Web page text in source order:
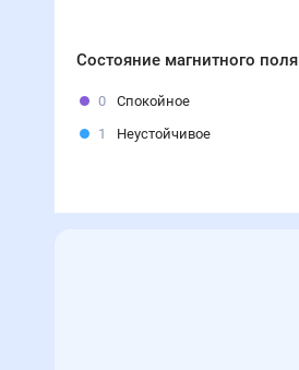
Состояние магнитного поля
0
Спокойное
1
Неустойчивое